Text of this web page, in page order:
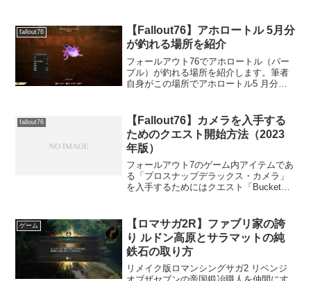
fallout76
【Fallout76】アホロートル 5月分
が釣れる場所を紹介
フォールアウト76でアホロートル（パー
プル）が釣れる場所を紹介します。筆者
自身がこの場所でアホロートル5 月分
fallout76
【Fallout76】カメラを入手する
ためのクエスト開始方法（2023
年版）
フォールアウト7のゲーム内アイテムであ
る「プロスナップデラックス・カメラ」
を入手するためにはクエスト「Bucket
入手する方法を紹介します。カメラ入...
ゲーム
【ロマサガ2R】ファブリ家の誇
り ルドン高原とサラマットの純
鉄石の取り方
リメイク版ロマンシングサガ2 リベンジ